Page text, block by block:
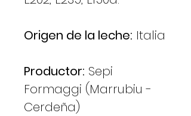
Origen de la leche: Italia
Productor: Sepi
Formaggi (Marrubiu -
Cerdeña)